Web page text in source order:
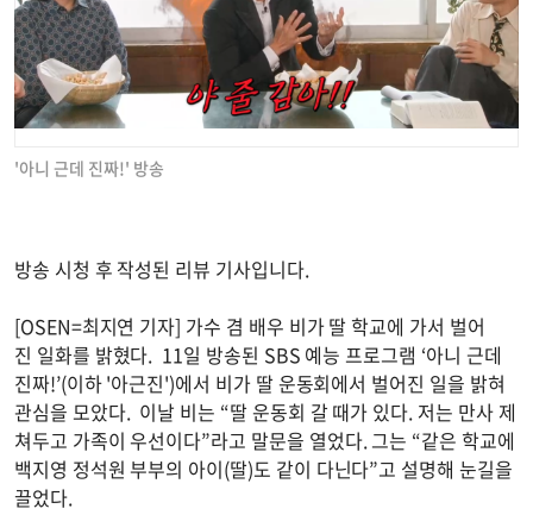
'아니 근데 진짜!' 방송
방송 시청 후 작성된 리뷰 기사입니다.
[OSEN=최지연 기자] 가수 겸 배우 비가 딸 학교에 가서 벌어
진 일화를 밝혔다. 11일 방송된 SBS 예능 프로그램 ‘아니 근데
진짜!’(이하 '아근진')에서 비가 딸 운동회에서 벌어진 일을 밝혀
관심을 모았다. 이날 비는 “딸 운동회 갈 때가 있다. 저는 만사 제
쳐두고 가족이 우선이다”라고 말문을 열었다. 그는 “같은 학교에
백지영 정석원 부부의 아이(딸)도 같이 다닌다”고 설명해 눈길을
끌었다.